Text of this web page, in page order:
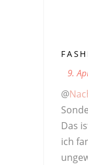
9.
@
Das
ich